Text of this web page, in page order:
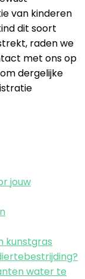
van kinderen
dit soort
raden we
met ons op
dergelijke
jouw
kunstgras
water te